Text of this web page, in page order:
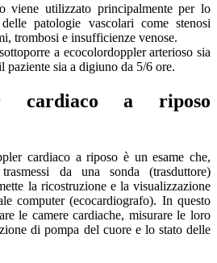
viene utilizzato principalmente per lo
patologie vascolari come stenosi
trombosi e insufficienze venose.
a ecocolordoppler arterioso sia
paziente sia a digiuno da 5/6 ore.
cardiaco a riposo
cardiaco a riposo è un esame che,
da una sonda (trasduttore)
la ricostruzione e la visualizzazione
computer (ecocardiografo). In questo
le camere cardiache, misurare le loro
di pompa del cuore e lo stato delle